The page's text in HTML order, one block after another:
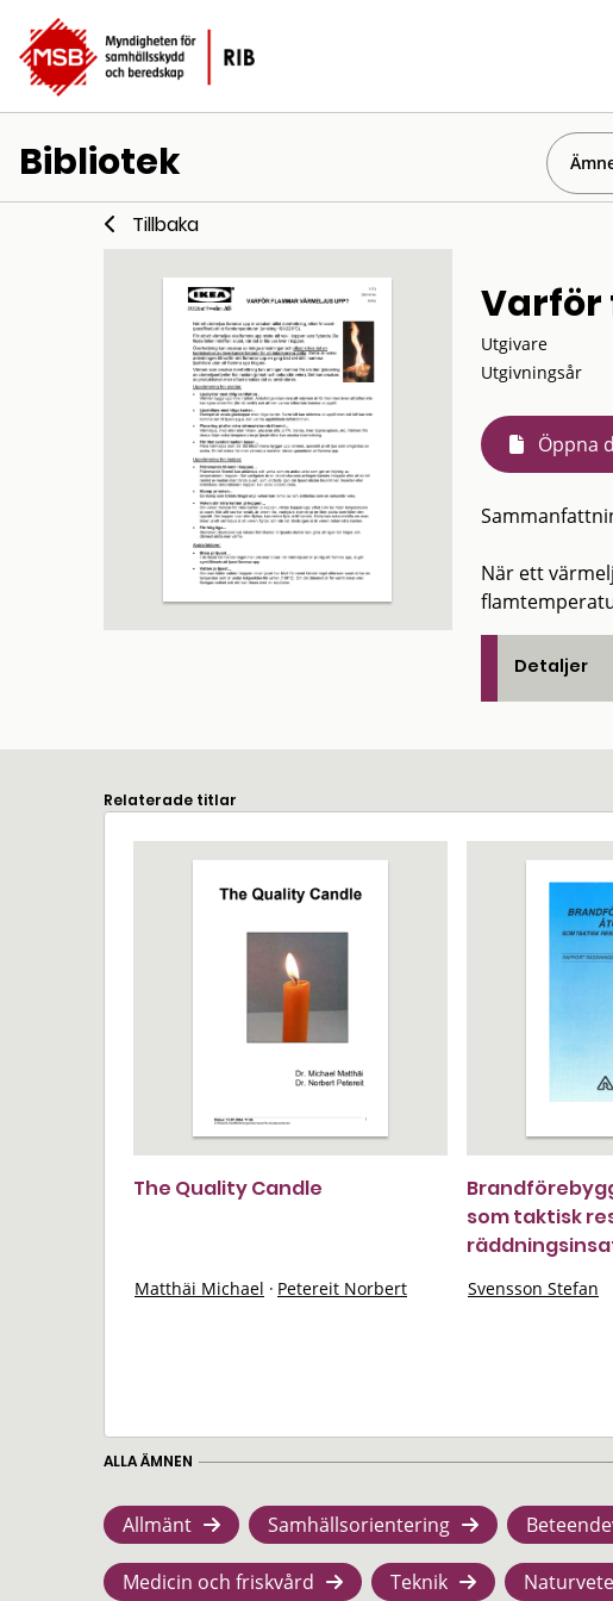
Bibliotek
Tillbaka
Varför
Utgivare
Utgivningsår
Öppna
När ett
Detaljer
Relaterade titlar
The Quality Candle
Matthäi Michael · Petereit Norbert
som taktisk
Svensson Stefan
ALLA ÄMNEN
Allmänt Samhällsorientering
Medicin och friskvård Teknik